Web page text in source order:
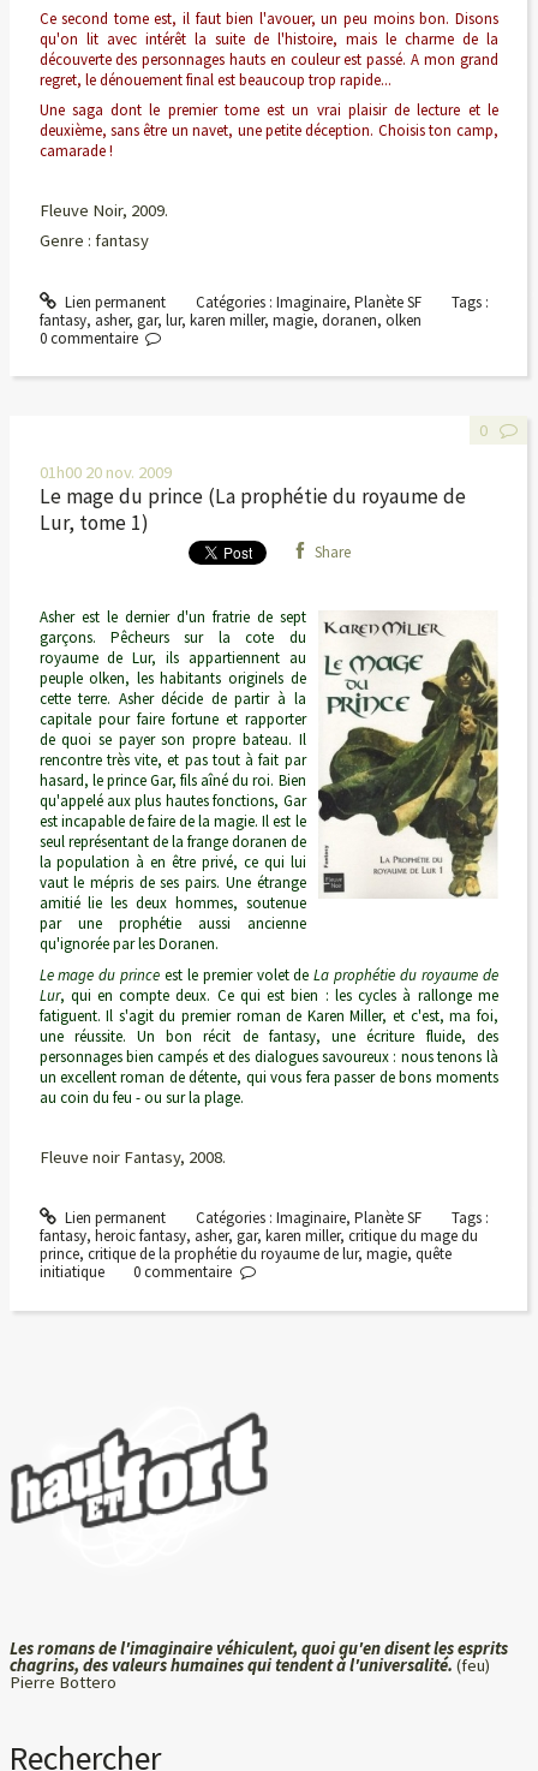
Les romans de l'imaginaire véhiculent, quoi qu'en disent les esprits
chagrins, des valeurs humaines qui tendent à l'universalité. (feu)
Pierre Bottero
Rechercher
Ce second tome est, il faut bien l'avouer, un peu moins bon. Disons
qu'on lit avec intérêt la suite de l'histoire, mais le charme de la
découverte des personnages hauts en couleur est passé. A mon grand
regret, le dénouement final est beaucoup trop rapide...
Une saga dont le premier tome est un vrai plaisir de lecture et le
deuxième, sans être un navet, une petite déception. Choisis ton camp,
camarade !
Fleuve Noir, 2009.
Genre : fantasy
Lien permanent Catégories : Imaginaire, Planète SF
Tags :
fantasy, asher, gar, lur, karen miller, magie, doranen, olken
0 commentaire
01h00 20 nov. 2009
Le mage du prince (La prophétie du royaume de
Lur, tome 1)
Share
Asher est le dernier d'un fratrie de sept
garçons. Pêcheurs sur la cote du
royaume de Lur, ils appartiennent au
peuple olken, les habitants originels de
cette terre. Asher décide de partir à la
capitale pour faire fortune et rapporter
de quoi se payer son propre bateau. Il
rencontre très vite, et pas tout à fait par
hasard, le prince Gar, fils aîné du roi. Bien
qu'appelé aux plus hautes fonctions, Gar
est incapable de faire de la magie. Il est le
seul représentant de la frange doranen de
la population à en être privé, ce qui lui
vaut le mépris de ses pairs. Une étrange
amitié lie les deux hommes, soutenue
par une prophétie aussi ancienne
qu'ignorée par les Doranen.
Le mage du prince est le premier volet deLa prophétie du royaume de
Lur, qui en compte deux. Ce qui est bien : les cycles à rallonge me
fatiguent. Il s'agit du premier roman de Karen Miller, et c'est, ma foi,
une réussite. Un bon récit de fantasy, une écriture fluide, des
personnages bien campés et des dialogues savoureux : nous tenons là
un excellent roman de détente, qui vous fera passer de bons moments
au coin du feu - ou sur la plage.
Fleuve noir Fantasy, 2008.
Lien permanent Catégories : Imaginaire, Planète SF
Tags :
fantasy, heroic fantasy, asher, gar, karen miller, critique du mage du
prince, critique de la prophétie du royaume de lur, magie, quête
initiatique
0
0commentaire